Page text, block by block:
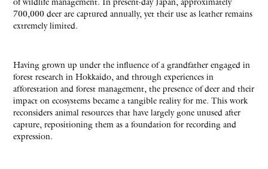
700,000 deer are captured annually, yet their use as leather remains
extremely limited.
Having grown up under the influence of a grandfather engaged in
forest research in Hokkaido, and through experiences in
afforestation and forest management, the presence of deer and their
impact on ecosystems became a tangible reality for me. This work
reconsiders animal resources that have largely gone unused after
capture, repositioning them as a foundation for recording and
expression.